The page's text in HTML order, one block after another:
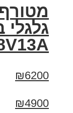
₪6200
₪4900